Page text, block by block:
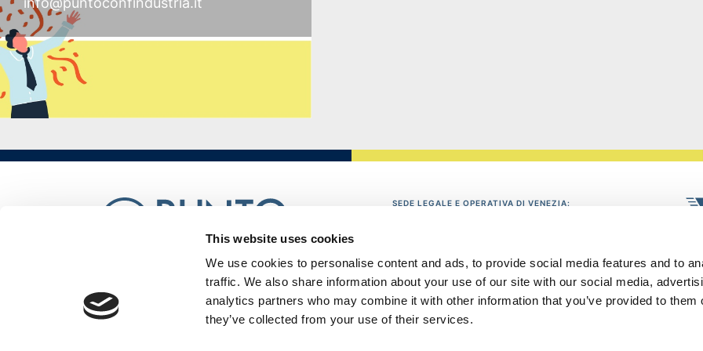
This website uses cookies
We use cookies to personalise content and ads, to provide social media features and to
traffic. We also share information about your use of our site with our social media,
analytics partners who may combine it with other information that you’ve provided to them
they’ve collected from your use of their services.
Programma
GOL
PR
pagamento
Punto Confindustria SRL è una
società soggetta a direzione e
coordinamento di Confindustria
Veneto Est Servizi Srl
SEDE LEGALE E OPERATIVA DI VENEZIA:
SEDE OPERATIVA DI ROVIGO:
Tel: 0425/2021 - fax: 0425/28522
info@puntoconfindustria.it